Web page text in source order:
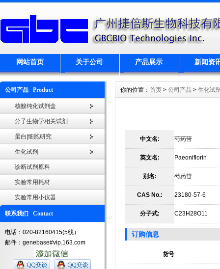
网站首页 关于公司 产品展示 新闻资
公司产品 Product
核酸纯化试剂盒
分子生物学相关试剂
蛋白|细胞研究
生化试剂
诊断试剂原料
实验常用耗材
实验常用小仪器
联系我们 Contact
电话：020-82160415(5线）
邮件：genebase#vip.163.com
你的位置： 首页 > 公司产品 > 生化试
中文名: 芍药苷
英文名: Paeoniflorin
别名: 芍药苷
CAS No.: 23180-57-6
分子式: C23H28O11
订购信息
货号